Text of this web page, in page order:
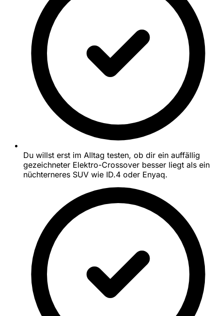
Du willst erst im Alltag testen, ob dir ein auffällig
gezeichneter Elektro-Crossover besser liegt als ein
nüchterneres SUV wie ID.4 oder Enyaq.